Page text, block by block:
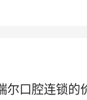
尔口腔连锁的